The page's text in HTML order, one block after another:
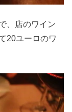
、店のワイン
20ユーロのワ